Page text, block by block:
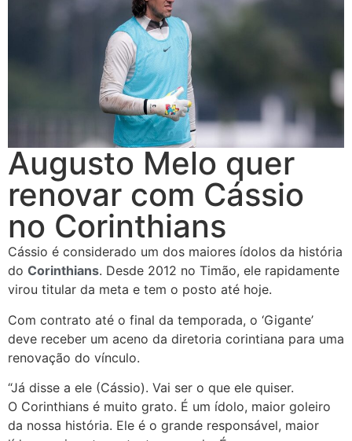
Augusto Melo quer
renovar com Cássio
no Corinthians
Cássio é considerado um dos maiores ídolos da história
do Corinthians. Desde 2012 no Timão, ele rapidamente
virou titular da meta e tem o posto até hoje.
Com contrato até o final da temporada, o ‘Gigante’
deve receber um aceno da diretoria corintiana para uma
renovação do vínculo.
“Já disse a ele (Cássio). Vai ser o que ele quiser.
O Corinthians é muito grato. É um ídolo, maior goleiro
da nossa história. Ele é o grande responsável, maior